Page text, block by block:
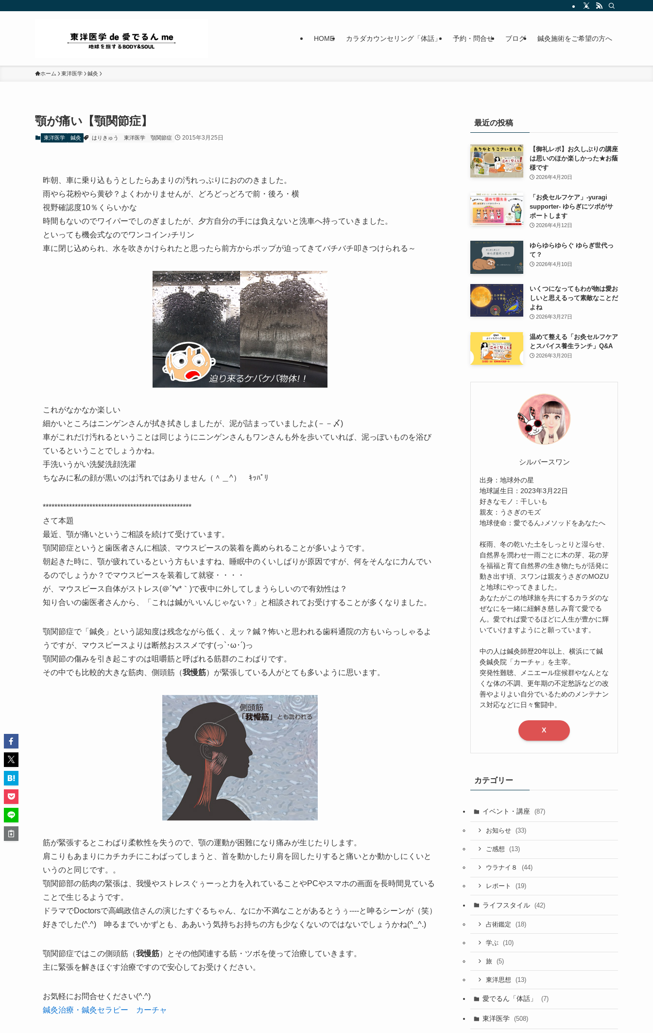
HOME カラダカウンセリング「体話」 予約・問合せ ブログ 鍼灸施術をご希望の方へ
ホーム 東洋医学 鍼灸
顎が痛い【顎関節症】
東洋医学 鍼灸 はりきゅう 東洋医学 顎関節症 2015年3月25日
昨朝、車に乗り込もうとしたらあまりの汚れっぷりにおののきました。
雨やら花粉やら黄砂？よくわかりませんが、どろどっどろで前・後ろ・横
視野確認度10％くらいかな
時間もないのでワイパーでしのぎましたが、夕方自分の手には負えないと洗車へ持っていきました。
といっても機会式なのでワンコイン♪チリン
車に閉じ込められ、水を吹きかけられたと思ったら前方からポップが迫ってきてバチバチ叩きつけられる～
これがなかなか楽しい
細かいところはニンゲンさんが拭き拭きしましたが、泥が詰まっていましたよ(－－〆)
車がこれだけ汚れるということは同じようにニンゲンさんもワンさんも外を歩いていれば、泥っぽいものを浴び
ているということでしょうかね。
手洗いうがい洗髪洗顔洗濯
ちなみに私の顔が黒いのは汚れではありません（＾＿^）ゞｷｯﾊﾟﾘ
***************************************************
さて本題
最近、顎が痛いというご相談を続けて受けています。
顎関節症というと歯医者さんに相談、マウスピースの装着を薦められることが多いようです。
朝起きた時に、顎が疲れているという方もいますね、睡眠中のくいしばりが原因ですが、何をそんなに力んでい
るのでしょうか？でマウスピースを装着して就寝・・・・
が、マウスピース自体がストレス(＠´*v*｀)で夜中に外してしまうらしいので有効性は？
知り合いの歯医者さんから、「これは鍼がいいんじゃない？」と相談されてお受けすることが多くなりました。
顎関節症で「鍼灸」という認知度は残念ながら低く、えッ？鍼？怖いと思われる歯科通院の方もいらっしゃるよ
うですが、マウスピースよりは断然おススメです(っ`･ω･´)っ
顎関節の傷みを引き起こすのは咀嚼筋と呼ばれる筋群のこわばりです。
その中でも比較的大きな筋肉、側頭筋（我慢筋）が緊張している人がとても多いように思います。
筋が緊張するとこわばり柔軟性を失うので、顎の運動が困難になり痛みが生じたりします。
肩こりもあまりにカチカチにこわばってしまうと、首を動かしたり肩を回したりすると痛いとか動かしにくいと
いうのと同じです。。
顎関節部の筋肉の緊張は、我慢やストレスぐぅーっと力を入れていることやPCやスマホの画面を長時間見ている
ことで生じるようです。
ドラマでDoctorsで高嶋政信さんの演じたすぐるちゃん、なにか不満なことがあるとうぅ‐‐‐‐と呻るシーンが（笑）
好きでした(^.^) 呻るまでいかずとも、ああいう気持ちお持ちの方も少なくないのではないでしょうかね(^_^.)
顎関節症ではこの側頭筋（我慢筋）とその他関連する筋・ツボを使って治療していきます。
主に緊張を解きほぐす治療ですので安心してお受けください。
お気軽にお問合せください(^.^)
鍼灸治療・鍼灸セラピー カーチャ
最近の投稿
【御礼レポ】お久しぶりの講座
は思いのほか楽しかった★お蔭
様です
2026年4月20日
「お灸セルフケア」-yuragi
supporter- ゆらぎにツボがサ
ポートします
2026年4月12日
ゆらゆらゆらぐ ゆらぎ世代っ
て？
2026年4月10日
いくつになってもわが物は愛お
しいと思えるって素敵なことだ
よね
2026年3月27日
温めて整える「お灸セルフケア
とスパイス養生ランチ」Q&A
2026年3月20日
シルバースワン
出身：地球外の星
地球誕生日：2023年3月22日
好きなモノ：干しいも
親友：うさぎのモズ
地球使命：愛でるん♪メソッドをあなたへ
桜雨、冬の乾いた土をしっとりと湿らせ、
自然界を潤わせ一雨ごとに木の芽、花の芽
を福福と育て自然界の生き物たちが活発に
動き出す頃、スワンは親友うさぎのMOZU
と地球にやってきました。
あなたがこの地球旅を共にするカラダのな
ぜなにを一緒に紐解き慈しみ育て愛でる
ん。愛でれば愛でるほどに人生が豊かに輝
いていけますようにと願っています。
中の人は鍼灸師歴20年以上、横浜にて鍼
灸鍼灸院「カーチャ」を主宰。
突発性難聴、メニエール症候群やなんとな
くな体の不調、更年期の不定愁訴などの改
善やよりよい自分でいるためのメンテナン
ス対応などに日々奮闘中。
X
カテゴリー
イベント・講座 (87)
お知らせ (33)
ご感想 (13)
ウラナイ８ (44)
レポート (19)
ライフスタイル (42)
占術鑑定 (18)
学ぶ (10)
旅 (5)
東洋思想 (13)
愛でるん「体話」 (7)
東洋医学 (508)